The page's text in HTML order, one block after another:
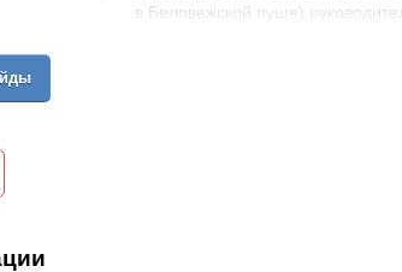
в Беловежской пуще)